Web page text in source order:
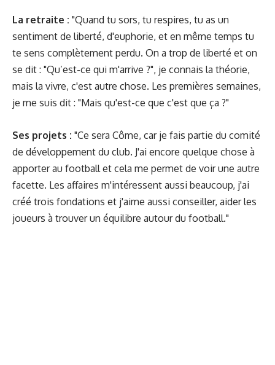
La retraite : "Quand tu sors, tu respires, tu as un
sentiment de liberté, d'euphorie, et en même temps tu
te sens complètement perdu. On a trop de liberté et on
se dit : "Qu’est-ce qui m'arrive ?", je connais la théorie,
mais la vivre, c'est autre chose. Les premières semaines,
je me suis dit : "Mais qu'est-ce que c'est que ça ?"
Ses projets : "Ce sera Côme, car je fais partie du comité
de développement du club. J'ai encore quelque chose à
apporter au football et cela me permet de voir une autre
facette. Les affaires m'intéressent aussi beaucoup, j'ai
créé trois fondations et j'aime aussi conseiller, aider les
joueurs à trouver un équilibre autour du football."